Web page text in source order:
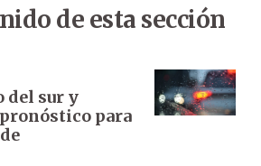
de esta sección
del sur y
para